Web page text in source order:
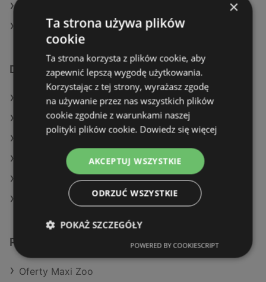
TEDi w Pawonków
Dodatkowe łącza
Oferty TEDi
Oferty Maxi Zoo
Oferty Pepco
Aktualne gazetki Maxi Zoo
Aktualne gazetki Pepco
Sklepy TEDi w Międzyzdroje
Podobne sklepy detaliczne
Oferty Maxi Zoo
×
Ta strona używa plików
cookie
Ta strona korzysta z plików cookie, aby
zapewnić lepszą wygodę użytkowania.
Korzystając z tej strony, wyrażasz zgodę
na używanie przez nas wszystkich plików
cookie zgodnie z warunkami naszej
polityki plików cookie. Dowiedz się więcej
AKCEPTUJ WSZYSTKIE
ODRZUĆ WSZYSTKIE
POKAŻ SZCZEGÓŁY
POWERED BY COOKIESCRIPT